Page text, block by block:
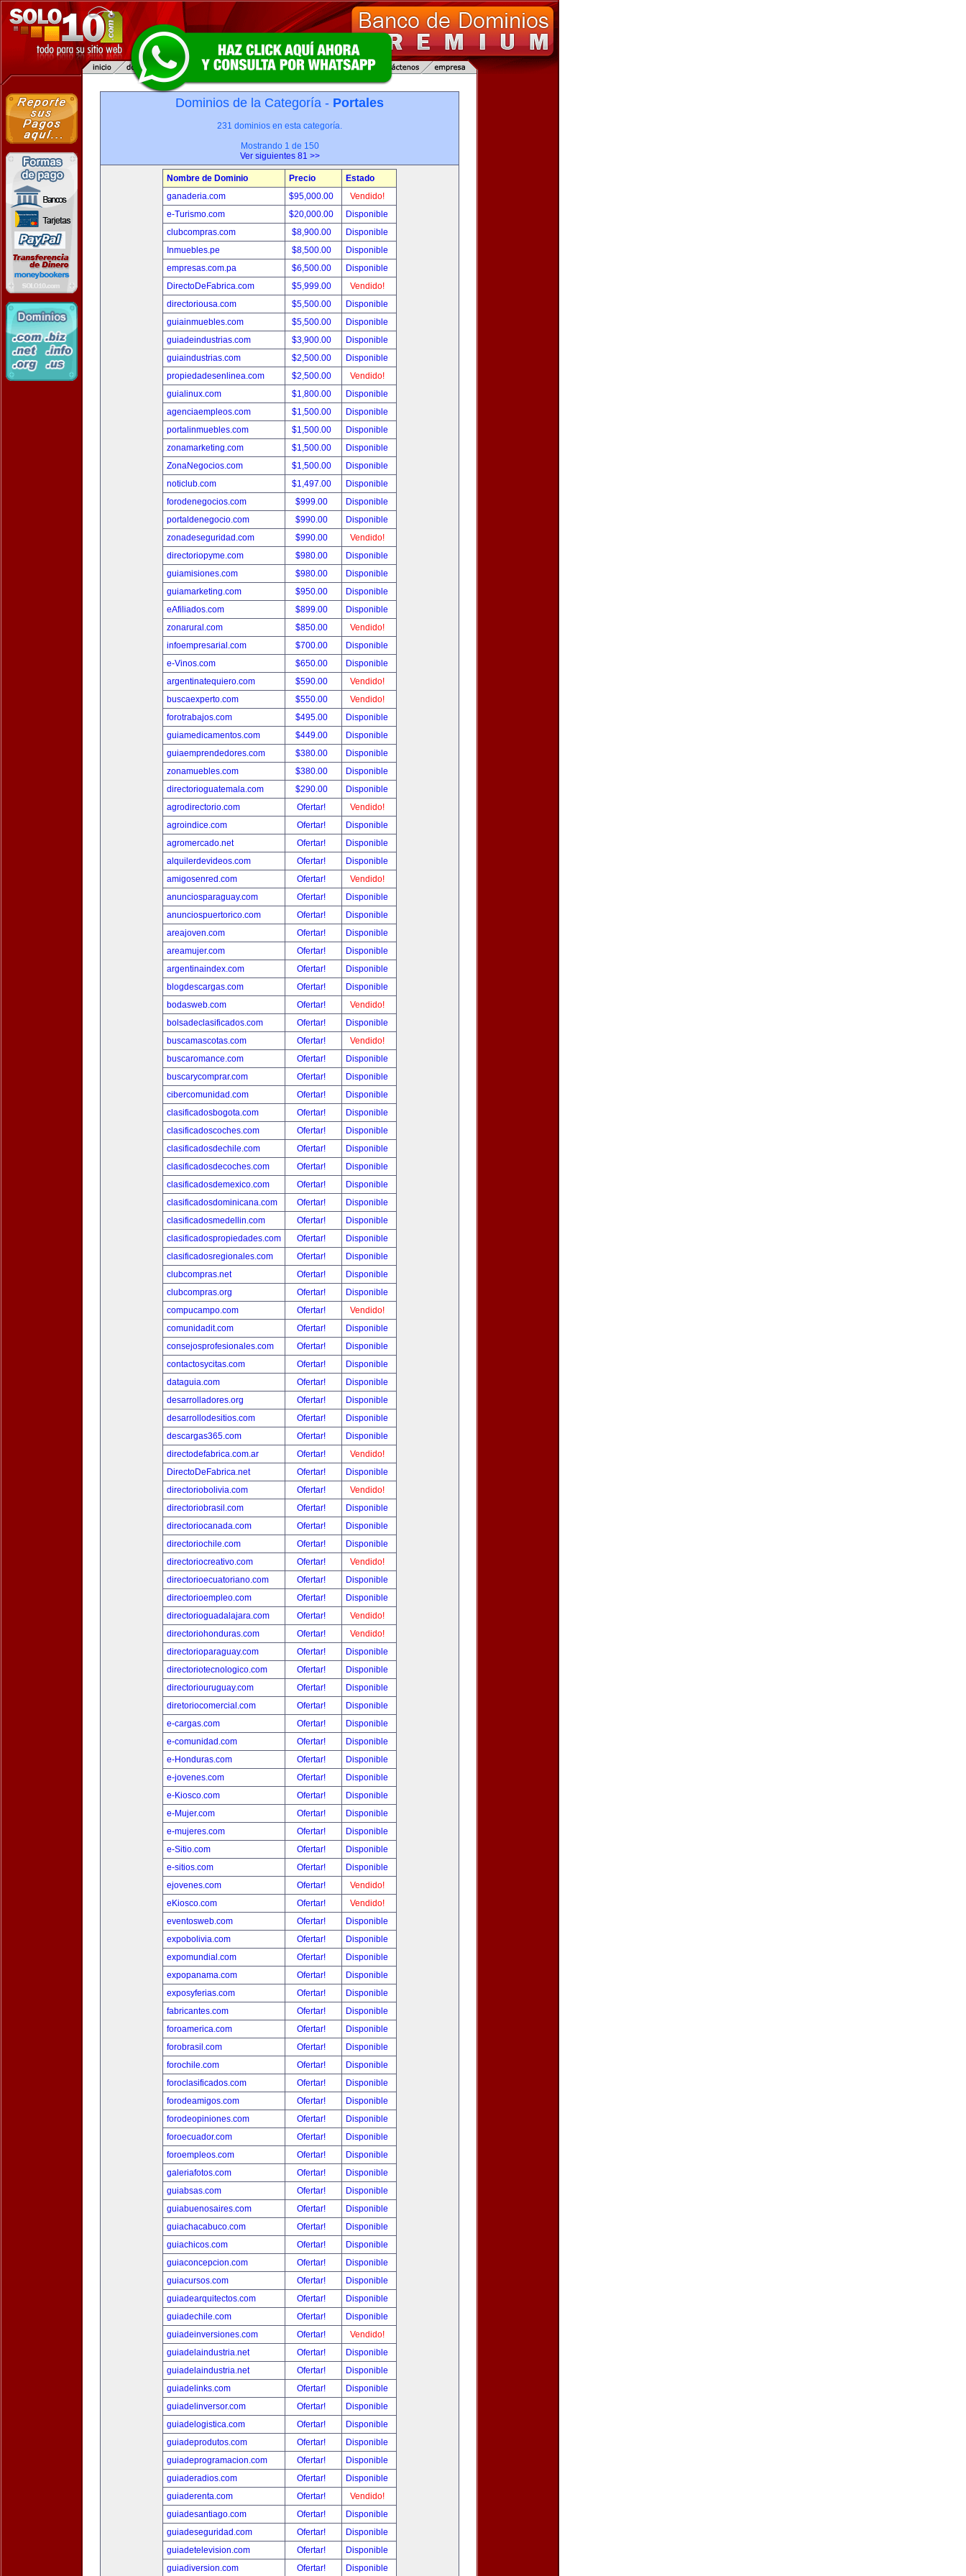
Dominios de la Categoría - Portales
231 dominios en esta categoría.
Mostrando 1 de 150
Ver siguientes 81 >>
Nombre de Dominio Precio
Estado
ganaderia.com
$95,000.00
Vendido!
e-Turismo.com
$20,000.00
Disponible
clubcompras.com
$8,900.00
Disponible
Inmuebles.pe
$8,500.00
Disponible
empresas.com.pa
$6,500.00
Disponible
DirectoDeFabrica.com
$5,999.00
Vendido!
directoriousa.com
$5,500.00
Disponible
guiainmuebles.com
$5,500.00
Disponible
guiadeindustrias.com
$3,900.00
Disponible
guiaindustrias.com
$2,500.00
Disponible
propiedadesenlinea.com
$2,500.00
Vendido!
guialinux.com
$1,800.00
Disponible
agenciaempleos.com
$1,500.00
Disponible
portalinmuebles.com
$1,500.00
Disponible
zonamarketing.com
$1,500.00
Disponible
ZonaNegocios.com
$1,500.00
Disponible
noticlub.com
$1,497.00
Disponible
forodenegocios.com
$999.00
Disponible
portaldenegocio.com
$990.00
Disponible
zonadeseguridad.com
$990.00
Vendido!
directoriopyme.com
$980.00
Disponible
guiamisiones.com
$980.00
Disponible
guiamarketing.com
$950.00
Disponible
eAfiliados.com
$899.00
Disponible
zonarural.com
$850.00
Vendido!
infoempresarial.com
$700.00
Disponible
e-Vinos.com
$650.00
Disponible
argentinatequiero.com
$590.00
Vendido!
buscaexperto.com
$550.00
Vendido!
forotrabajos.com
$495.00
Disponible
guiamedicamentos.com
$449.00
Disponible
guiaemprendedores.com
$380.00
Disponible
zonamuebles.com
$380.00
Disponible
directorioguatemala.com
$290.00
Disponible
agrodirectorio.com
Ofertar!
Vendido!
agroindice.com
Ofertar!
Disponible
agromercado.net
Ofertar!
Disponible
alquilerdevideos.com
Ofertar!
Disponible
amigosenred.com
Ofertar!
Vendido!
anunciosparaguay.com
Ofertar!
Disponible
anunciospuertorico.com
Ofertar!
Disponible
areajoven.com
Ofertar!
Disponible
areamujer.com
Ofertar!
Disponible
argentinaindex.com
Ofertar!
Disponible
blogdescargas.com
Ofertar!
Disponible
bodasweb.com
Ofertar!
Vendido!
bolsadeclasificados.com
Ofertar!
Disponible
buscamascotas.com
Ofertar!
Vendido!
buscaromance.com
Ofertar!
Disponible
buscarycomprar.com
Ofertar!
Disponible
cibercomunidad.com
Ofertar!
Disponible
clasificadosbogota.com
Ofertar!
Disponible
clasificadoscoches.com
Ofertar!
Disponible
clasificadosdechile.com
Ofertar!
Disponible
clasificadosdecoches.com
Ofertar!
Disponible
clasificadosdemexico.com
Ofertar!
Disponible
clasificadosdominicana.com
Ofertar!
Disponible
clasificadosmedellin.com
Ofertar!
Disponible
clasificadospropiedades.com
Ofertar!
Disponible
clasificadosregionales.com
Ofertar!
Disponible
clubcompras.net
Ofertar!
Disponible
clubcompras.org
Ofertar!
Disponible
compucampo.com
Ofertar!
Vendido!
comunidadit.com
Ofertar!
Disponible
consejosprofesionales.com
Ofertar!
Disponible
contactosycitas.com
Ofertar!
Disponible
dataguia.com
Ofertar!
Disponible
desarrolladores.org
Ofertar!
Disponible
desarrollodesitios.com
Ofertar!
Disponible
descargas365.com
Ofertar!
Disponible
directodefabrica.com.ar
Ofertar!
Vendido!
DirectoDeFabrica.net
Ofertar!
Disponible
directoriobolivia.com
Ofertar!
Vendido!
directoriobrasil.com
Ofertar!
Disponible
directoriocanada.com
Ofertar!
Disponible
directoriochile.com
Ofertar!
Disponible
directoriocreativo.com
Ofertar!
Vendido!
directorioecuatoriano.com
Ofertar!
Disponible
directorioempleo.com
Ofertar!
Disponible
directorioguadalajara.com
Ofertar!
Vendido!
directoriohonduras.com
Ofertar!
Vendido!
directorioparaguay.com
Ofertar!
Disponible
directoriotecnologico.com
Ofertar!
Disponible
directoriouruguay.com
Ofertar!
Disponible
diretoriocomercial.com
Ofertar!
Disponible
e-cargas.com
Ofertar!
Disponible
e-comunidad.com
Ofertar!
Disponible
e-Honduras.com
Ofertar!
Disponible
e-jovenes.com
Ofertar!
Disponible
e-Kiosco.com
Ofertar!
Disponible
e-Mujer.com
Ofertar!
Disponible
e-mujeres.com
Ofertar!
Disponible
e-Sitio.com
Ofertar!
Disponible
e-sitios.com
Ofertar!
Disponible
ejovenes.com
Ofertar!
Vendido!
eKiosco.com
Ofertar!
Vendido!
eventosweb.com
Ofertar!
Disponible
expobolivia.com
Ofertar!
Disponible
expomundial.com
Ofertar!
Disponible
expopanama.com
Ofertar!
Disponible
exposyferias.com
Ofertar!
Disponible
fabricantes.com
Ofertar!
Disponible
foroamerica.com
Ofertar!
Disponible
forobrasil.com
Ofertar!
Disponible
forochile.com
Ofertar!
Disponible
foroclasificados.com
Ofertar!
Disponible
forodeamigos.com
Ofertar!
Disponible
forodeopiniones.com
Ofertar!
Disponible
foroecuador.com
Ofertar!
Disponible
foroempleos.com
Ofertar!
Disponible
galeriafotos.com
Ofertar!
Disponible
guiabsas.com
Ofertar!
Disponible
guiabuenosaires.com
Ofertar!
Disponible
guiachacabuco.com
Ofertar!
Disponible
guiachicos.com
Ofertar!
Disponible
guiaconcepcion.com
Ofertar!
Disponible
guiacursos.com
Ofertar!
Disponible
guiadearquitectos.com
Ofertar!
Disponible
guiadechile.com
Ofertar!
Disponible
guiadeinversiones.com
Ofertar!
Vendido!
guiadelaindustria.net
Ofertar!
Disponible
guiadelaindustria.net
Ofertar!
Disponible
guiadelinks.com
Ofertar!
Disponible
guiadelinversor.com
Ofertar!
Disponible
guiadelogistica.com
Ofertar!
Disponible
guiadeprodutos.com
Ofertar!
Disponible
guiadeprogramacion.com
Ofertar!
Disponible
guiaderadios.com
Ofertar!
Disponible
guiaderenta.com
Ofertar!
Vendido!
guiadesantiago.com
Ofertar!
Disponible
guiadeseguridad.com
Ofertar!
Disponible
guiadetelevision.com
Ofertar!
Disponible
guiadiversion.com
Ofertar! Disponible